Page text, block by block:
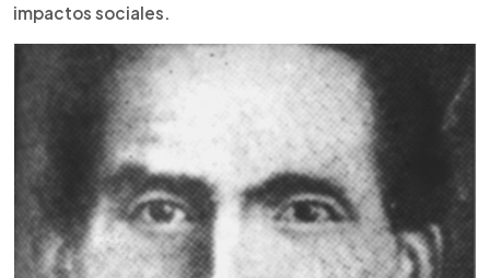
impactos sociales.